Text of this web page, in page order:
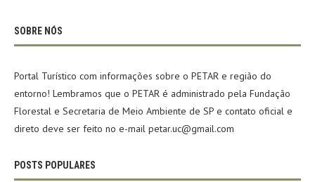
SOBRE NÓS
Portal Turístico com informações sobre o PETAR e região do
entorno! Lembramos que o PETAR é administrado pela Fundação
Florestal e Secretaria de Meio Ambiente de SP e contato oficial e
direto deve ser feito no e-mail petar.uc@gmail.com
POSTS POPULARES